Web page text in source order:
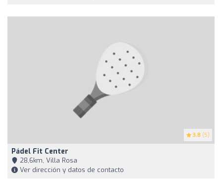
3.8 (5)
Pádel Fit Center
28,6km, Villa Rosa
Ver dirección y datos de contacto